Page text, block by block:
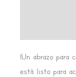
¡Un abrazo para
está listo para